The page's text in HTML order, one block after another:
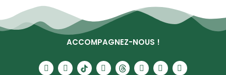
ACCOMPAGNEZ-NOUS !